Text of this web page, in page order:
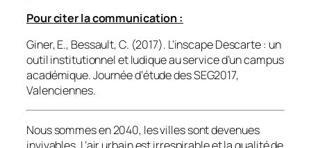
Pour citer la communication :
Giner, E., Bessault, C. (2017). L’inscape Descarte : un
outil institutionnel et ludique au service d’un campus
académique. Journée d’étude des SEG2017,
Valenciennes.
Nous sommes en 2040, les villes sont devenues